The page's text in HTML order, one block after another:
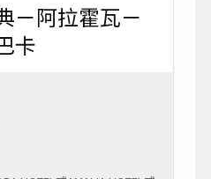
－阿拉霍瓦－
卡